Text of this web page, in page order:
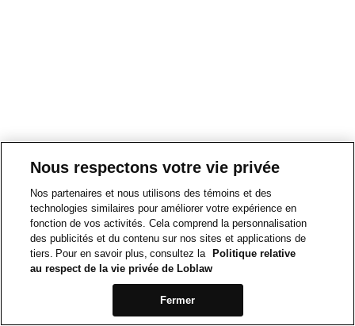
Nous respectons votre vie privée
Nos partenaires et nous utilisons des témoins et des
technologies similaires pour améliorer votre expérience en
fonction de vos activités. Cela comprend la personnalisation
des publicités et du contenu sur nos sites et applications de
tiers. Pour en savoir plus, consultez la
Politique relative
au respect de la vie privée de Loblaw
Fermer